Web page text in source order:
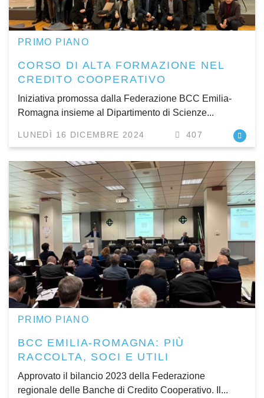
PRIMO PIANO
CORSO DI ALTA FORMAZIONE NEL
CREDITO COOPERATIVO
Iniziativa promossa dalla Federazione BCC Emilia-
Romagna insieme al Dipartimento di Scienze...
LUNEDÌ 16 DICEMBRE 2024 407
PRIMO PIANO
BCC EMILIA-ROMAGNA: PIÙ
RACCOLTA, SOCI E UTILI
Approvato il bilancio 2023 della Federazione
regionale delle Banche di Credito Cooperativo. Il...